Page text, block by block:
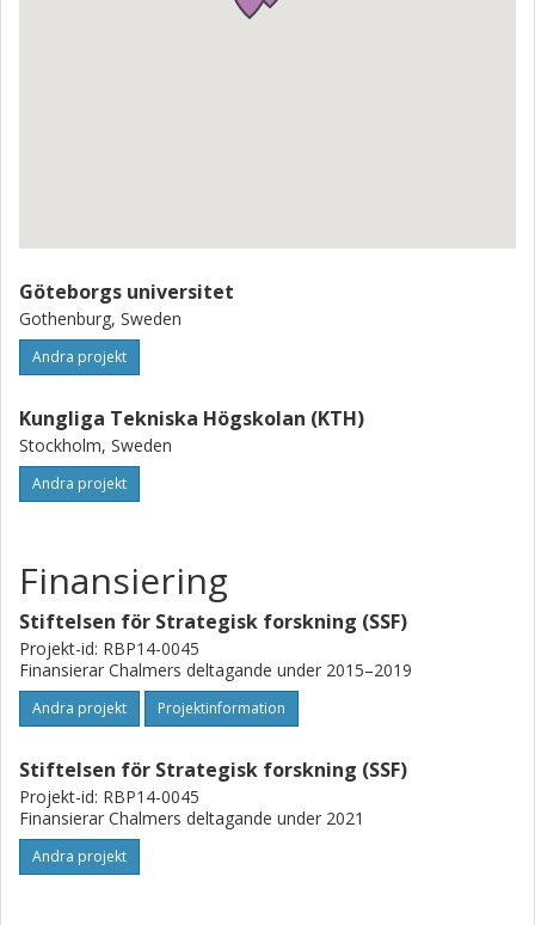
Göteborgs universitet
Gothenburg, Sweden
Andra projekt
Kungliga Tekniska Högskolan (KTH)
Stockholm, Sweden
Andra projekt
Finansiering
Stiftelsen för Strategisk forskning (SSF)
Projekt-id: RBP14-0045
Finansierar Chalmers deltagande under 2015–2019
Andra projekt Projektinformation
Stiftelsen för Strategisk forskning (SSF)
Projekt-id: RBP14-0045
Finansierar Chalmers deltagande under 2021
Andra projekt